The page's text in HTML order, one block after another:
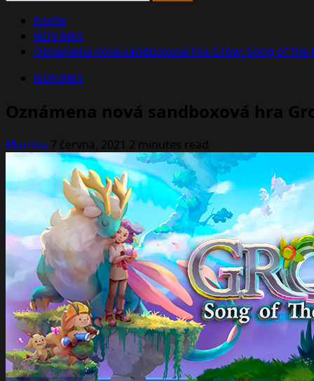
Home
NOVINKY
Oznámena nová sandboxová hra Grow: Song of the
NOVINKY
Oznámena nová sandboxová hra
Martina 7 června, 2021 2 minutes read